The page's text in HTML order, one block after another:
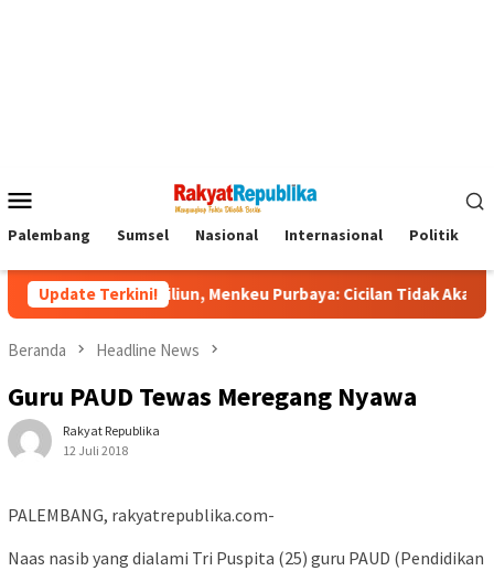
Mobile
Palembang Sumsel Nasional Internasional Politik
Update Terkini!
Triliun, Menkeu Purbaya: Cicilan Tidak Akan Molor
Beranda Headline News
Guru PAUD Tewas Meregang Nyawa
Rakyat Republika
12 Juli 2018
PALEMBANG, rakyatrepublika.com-
Naas nasib yang dialami Tri Puspita (25) guru PAUD (Pendidikan